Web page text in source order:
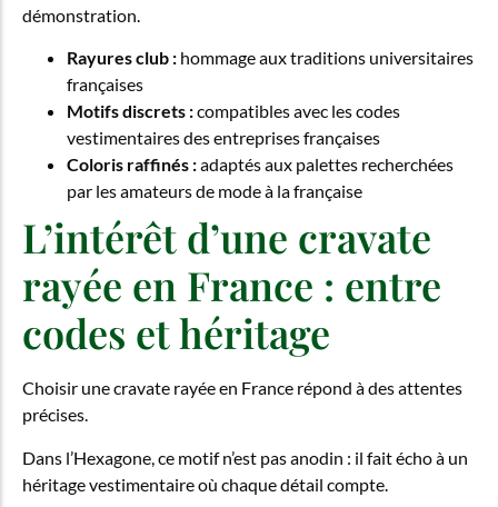
démonstration.
Rayures club : hommage aux traditions universitaires
françaises
Motifs discrets :compatibles avec les codes
vestimentaires des entreprises françaises
Coloris raffinés :adaptés aux palettes recherchées
par les amateurs de mode à la française
L’intérêt d’une cravate
rayée en France : entre
codes et héritage
Choisir une cravate rayée en France répond à des attentes
précises.
Dans l’Hexagone, ce motif n’est pas anodin : il fait écho à un
héritage vestimentaire où chaque détail compte.